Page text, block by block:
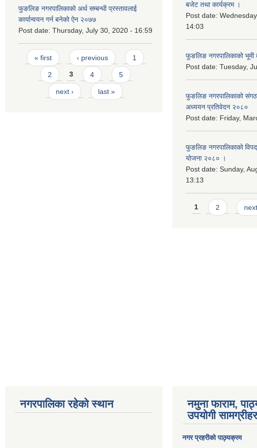
फुङलिङ नगरपालिकाको अर्थ सम्बन्धी प्रस्तावलाई
कार्यान्वयन गर्न बनेको ऐन २०७७
Post date: Thursday, July 30, 2020 - 16:59
Pages
« first ‹ previous 1
2 3 4 5
next › last »
बजेट तथा कार्यक्रम ।
Post date:
14:03
फुङलिङ नगरपालिकाको भूमी
Post date: Tuesday,
फुङलिङ नगरपालिकाको
अध्ययन प्रतिवेदन २०८०
Post date: Friday,
फुङलिङ नगरपालिकाको विपद्
योजना २०८० ।
Post date: Sunday,
13:13
Pages
1 2
नगरपालिका रहेको स्थान
नमुना फाराम,
उपयोगी
नगर प्रहरीको पाठ्यक्रम